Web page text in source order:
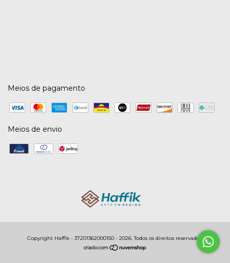
Meios de pagamento
Meios de envio
Copyright Haffik - 37201362000150 - 2026. Todos os direitos reservados.